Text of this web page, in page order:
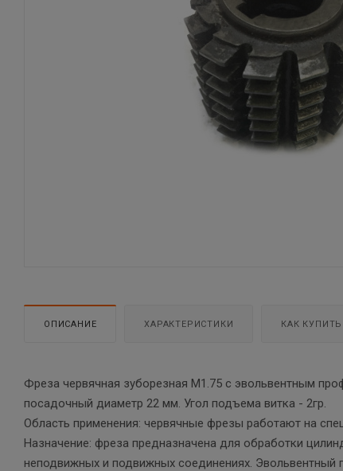
ОПИСАНИЕ ХАРАКТЕРИСТИКИ КАК КУПИТЬ
Фреза червячная зуборезная М1.75 с эвольвентным
посадочный диаметр 22 мм. Угол подъема витка - 2гр.
Область применения: червячные фрезы работают на
Назначение: фреза предназначена для обработки
неподвижных и подвижных соединениях.